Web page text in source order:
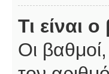
Τι είναι
Οι